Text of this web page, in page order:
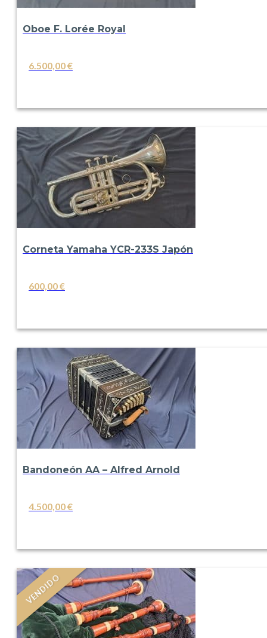
Oboe F. Lorée Royal
6.500,00€
Corneta Yamaha YCR-233S Japón
600,00€
Bandoneón AA – Alfred Arnold
4.500,00€
VENDIDO